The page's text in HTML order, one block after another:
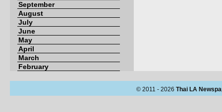
September
August
July
June
May
April
March
February
© 2011 - 2026 Thai LA